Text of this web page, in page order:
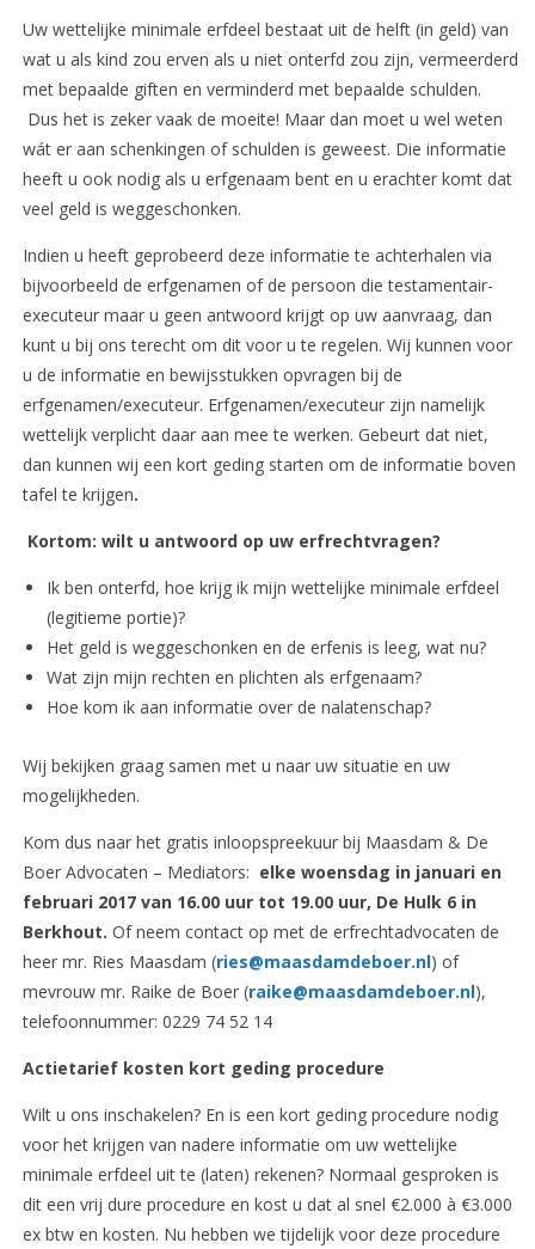
Uw wettelijke minimale erfdeel bestaat uit de helft (in geld) van
wat u als kind zou erven als u niet onterfd zou zijn, vermeerderd
met bepaalde giften en verminderd met bepaalde schulden.
Dus het is zeker vaak de moeite! Maar dan moet u wel weten
wát er aan schenkingen of schulden is geweest. Die informatie
heeft u ook nodig als u erfgenaam bent en u erachter komt dat
veel geld is weggeschonken.
Indien u heeft geprobeerd deze informatie te achterhalen via
bijvoorbeeld de erfgenamen of de persoon die testamentair-
executeur maar u geen antwoord krijgt op uw aanvraag, dan
kunt u bij ons terecht om dit voor u te regelen. Wij kunnen voor
u de informatie en bewijsstukken opvragen bij de
erfgenamen/executeur. Erfgenamen/executeur zijn namelijk
wettelijk verplicht daar aan mee te werken. Gebeurt dat niet,
dan kunnen wij een kort geding starten om de informatie boven
tafel te krijgen.
Kortom: wilt u antwoord op uw erfrechtvragen?
Ik ben onterfd, hoe krijg ik mijn wettelijke minimale erfdeel
(legitieme portie)?
Het geld is weggeschonken en de erfenis is leeg, wat nu?
Wat zijn mijn rechten en plichten als erfgenaam?
Hoe kom ik aan informatie over de nalatenschap?
Wij bekijken graag samen met u naar uw situatie en uw
mogelijkheden.
Kom dus naar het gratis inloopspreekuur bij Maasdam & De
Boer Advocaten – Mediators: elke woensdag in januari en
februari 2017 van 16.00 uur tot 19.00 uur, De Hulk 6 in
Berkhout. Of neem contact op met de erfrechtadvocaten de
heer mr. Ries Maasdam (ries@maasdamdeboer.nl) of
mevrouw mr. Raike de Boer (raike@maasdamdeboer.nl),
telefoonnummer: 0229 74 52 14
Actietarief kosten kort geding procedure
Wilt u ons inschakelen? En is een kort geding procedure nodig
voor het krijgen van nadere informatie om uw wettelijke
minimale erfdeel uit te (laten) rekenen? Normaal gesproken is
dit een vrij dure procedure en kost u dat al snel €2.000 à €3.000
ex btw en kosten. Nu hebben we tijdelijk voor deze procedure